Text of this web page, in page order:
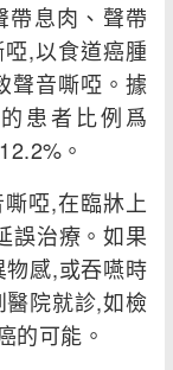
息肉、聲帶
,以食道癌腫
聲音嘶啞。據
患者比例爲
。
啞,在臨牀上
誤治療。如果
感,或吞嚥時
院就診,如檢
的可能。